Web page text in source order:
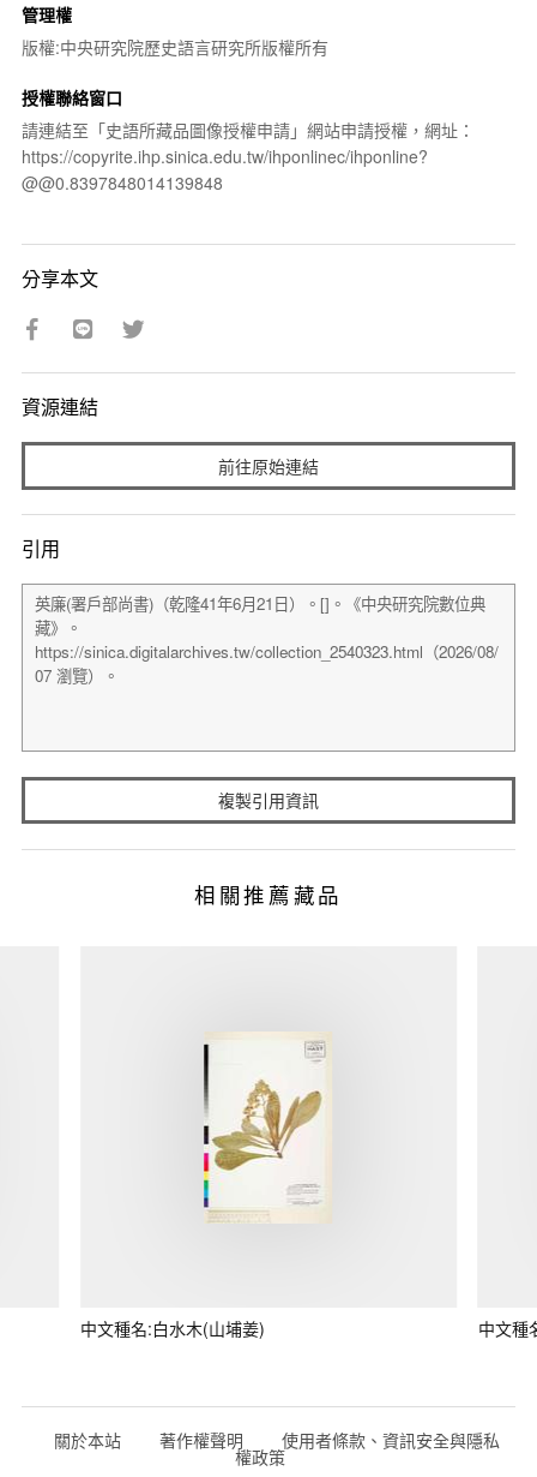
管理權
版權:中央研究院歷史語言研究所版權所有
授權聯絡窗口
請連結至「史語所藏品圖像授權申請」網站申請授權，網址：
https://copyrite.ihp.sinica.edu.tw/ihponlinec/ihponline?
@@0.8397848014139848
分享本文
資源連結
前往原始連結
引用
複製引用資訊
相關推薦藏品
中文種名:白水木(山埔姜) 中文種
關於本站 著作權聲明 使用者條款、資訊安全與隱私
權政策